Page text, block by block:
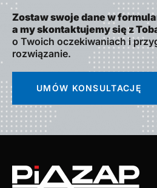
Zostaw swoje dane w
a my skontaktujemy się z
o Twoich oczekiwaniach i
rozwiązanie.
UMÓW KONSULTACJĘ